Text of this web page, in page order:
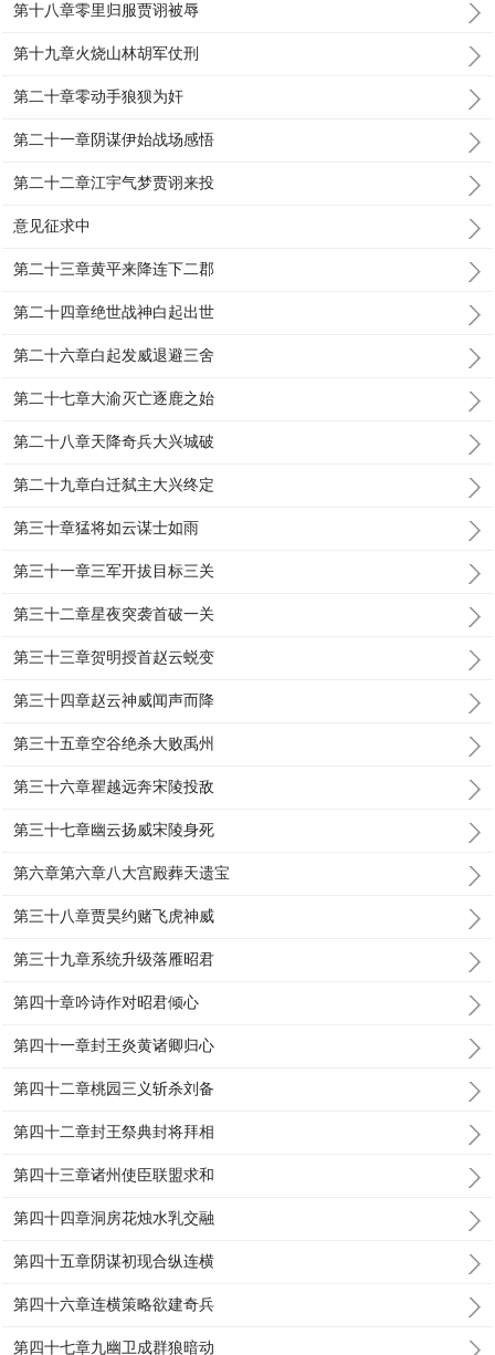
第十八章零里归服贾诩被辱
第十九章火烧山林胡军仗刑
第二十章零动手狼狈为奸
第二十一章阴谋伊始战场感悟
第二十二章江宇气梦贾诩来投
意见征求中
第二十三章黄平来降连下二郡
第二十四章绝世战神白起出世
第二十六章白起发威退避三舍
第二十七章大渝灭亡逐鹿之始
第二十八章天降奇兵大兴城破
第二十九章白迁弑主大兴终定
第三十章猛将如云谋士如雨
第三十一章三军开拔目标三关
第三十二章星夜突袭首破一关
第三十三章贺明授首赵云蜕变
第三十四章赵云神威闻声而降
第三十五章空谷绝杀大败禹州
第三十六章瞿越远奔宋陵投敌
第三十七章幽云扬威宋陵身死
第六章第六章八大宫殿葬天遗宝
第三十八章贾昊约赌飞虎神威
第三十九章系统升级落雁昭君
第四十章吟诗作对昭君倾心
第四十一章封王炎黄诸卿归心
第四十二章桃园三义斩杀刘备
第四十二章封王祭典封将拜相
第四十三章诸州使臣联盟求和
第四十四章洞房花烛水乳交融
第四十五章阴谋初现合纵连横
第四十六章连横策略欲建奇兵
第四十七章九幽卫成群狼暗动